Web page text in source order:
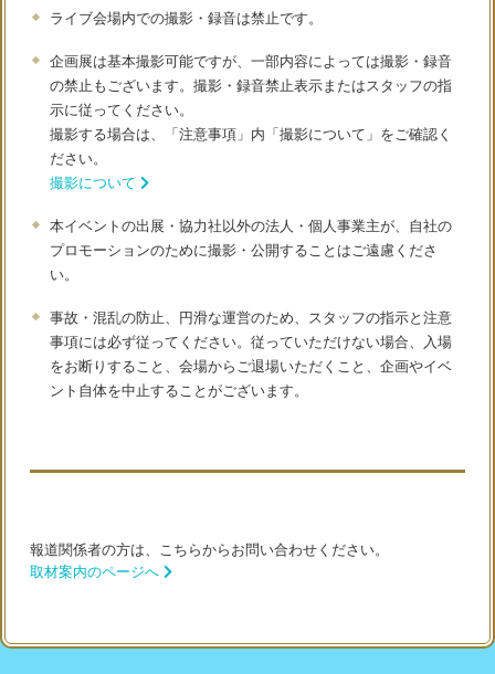
ライブ会場内での撮影・録音は禁止です。
企画展は基本撮影可能ですが、一部内容によっては撮影・録音
の禁止もございます。撮影・録音禁止表示またはスタッフの指
示に従ってください。
撮影する場合は、「注意事項」内「撮影について」をご確認く
ださい。
撮影について
本イベントの出展・協力社以外の法人・個人事業主が、自社の
プロモーションのために撮影・公開することはご遠慮くださ
い。
事故・混乱の防止、円滑な運営のため、スタッフの指示と注意
事項には必ず従ってください。従っていただけない場合、入場
をお断りすること、会場からご退場いただくこと、企画やイベ
ント自体を中止することがございます。
報道関係者の方は、こちらからお問い合わせください。
取材案内のページへ